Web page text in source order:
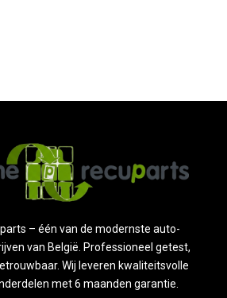
– één van de modernste auto-
van België. Professioneel getest,
Wij leveren kwaliteitsvolle
met 6 maanden garantie.